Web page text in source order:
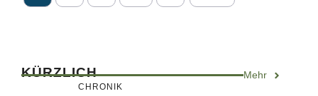
KÜRZLICH Mehr
CHRONIK